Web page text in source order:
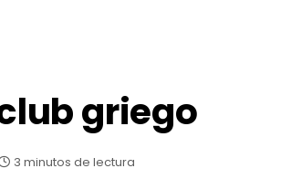
griego
3 minutos de lectura